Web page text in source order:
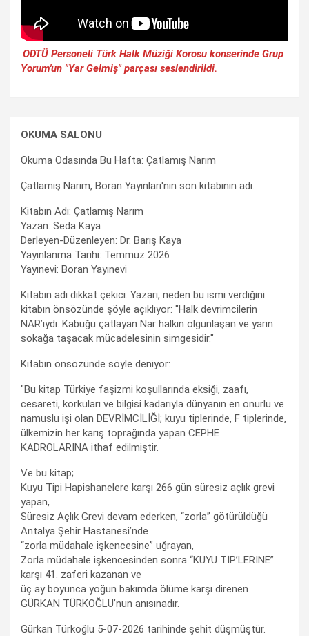
ODTÜ Personeli Türk Halk Müziği Korosu konserinde Grup
Yorum'un "Yar Gelmiş" parçası seslendirildi.
OKUMA SALONU
Okuma Odasında Bu Hafta: Çatlamış Narım
Çatlamış Narım, Boran Yayınları'nın son kitabının adı.
Kitabın Adı: Çatlamış Narım
Yazan: Seda Kaya
Derleyen-Düzenleyen: Dr. Barış Kaya
Yayınlanma Tarihi: Temmuz 2026
Yayınevi: Boran Yayınevi
Kitabın adı dikkat çekici. Yazarı, neden bu ismi verdiğini
kitabın önsözünde şöyle açıklıyor: "Halk devrimcilerin
NAR’ıydı. Kabuğu çatlayan Nar halkın olgunlaşan ve yarın
sokağa taşacak mücadelesinin simgesidir."
Kitabın önsözünde söyle deniyor:
"Bu kitap Türkiye faşizmi koşullarında eksiği, zaafı,
cesareti, korkuları ve bilgisi kadarıyla dünyanın en onurlu ve
namuslu işi olan DEVRİMCİLİĞİ; kuyu tiplerinde, F tiplerinde,
ülkemizin her karış toprağında yapan CEPHE
KADROLARINA ithaf edilmiştir.
Ve bu kitap;
Kuyu Tipi Hapishanelere karşı 266 gün süresiz açlık grevi
yapan,
Süresiz Açlık Grevi devam ederken, “zorla” götürüldüğü
Antalya Şehir Hastanesi’nde
“zorla müdahale işkencesine” uğrayan,
Zorla müdahale işkencesinden sonra “KUYU TİP’LERİNE”
karşı 41. zaferi kazanan ve
üç ay boyunca yoğun bakımda ölüme karşı direnen
GÜRKAN TÜRKOĞLU’nun anısınadır.
Gürkan Türkoğlu 5-07-2026 tarihinde şehit düşmüştür.